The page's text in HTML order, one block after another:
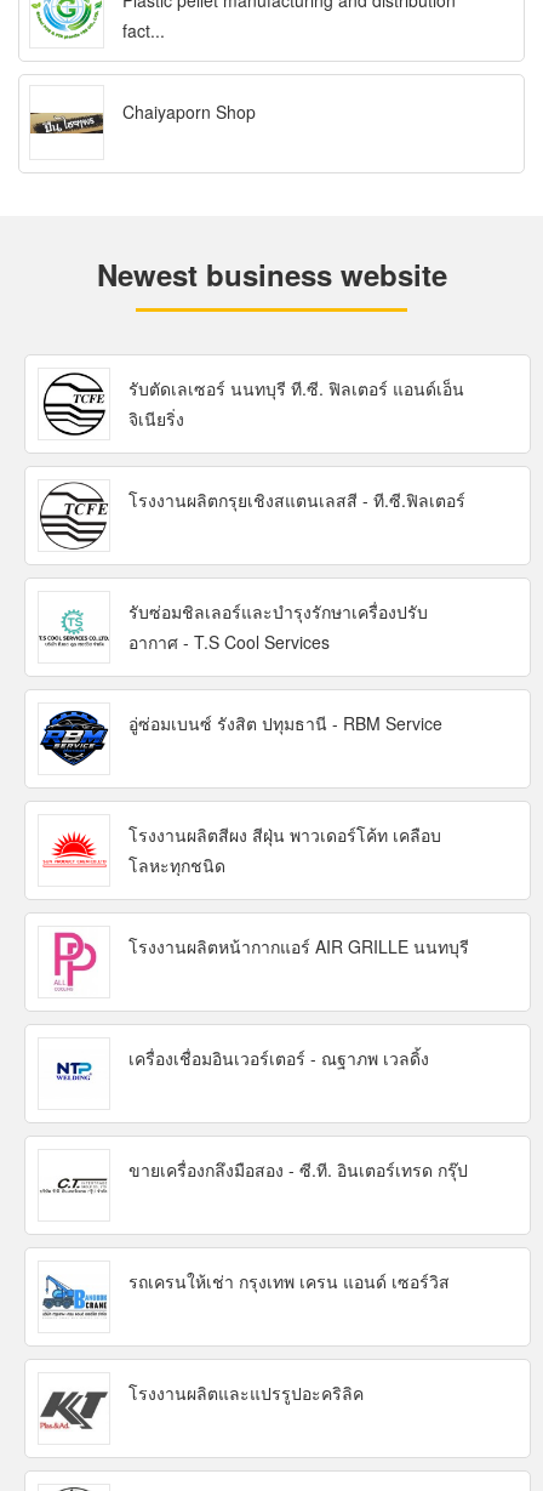
fact...
Chaiyaporn Shop
Newest business website
รับตัดเลเซอร์ นนทบุรี ที.ซี. ฟิลเตอร์ แอนด์เอ็น
จิเนียริ่ง
โรงงานผลิตกรุยเชิงสแตนเลสสี - ที.ซี.ฟิลเตอร์
รับซ่อมชิลเลอร์และบำรุงรักษาเครื่องปรับ
อากาศ - T.S Cool Services
อู่ซ่อมเบนซ์ รังสิต ปทุมธานี - RBM Service
โรงงานผลิตสีผง สีฝุ่น พาวเดอร์โค้ท เคลือบ
โลหะทุกชนิด
โรงงานผลิตหน้ากากแอร์ AIR GRILLE นนทบุรี
เครื่องเชื่อมอินเวอร์เตอร์ - ณฐาภพ เวลดิ้ง
ขายเครื่องกลึงมือสอง - ซี.ที. อินเตอร์เทรด กรุ๊ป
รถเครนให้เช่า กรุงเทพ เครน แอนด์ เซอร์วิส
โรงงานผลิตและแปรรูปอะคริลิค